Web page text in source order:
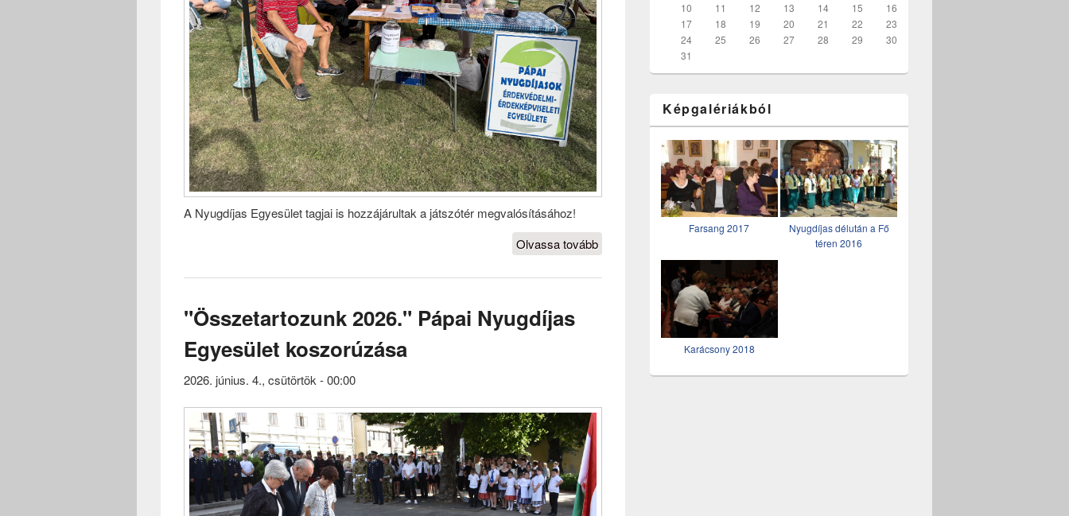
A Nyugdíjas Egyesület tagjai is hozzájárultak a játszótér megvalósításához!
Olvassa továbbJátszótér
"Összetartozunk 2026." Pápai Nyugdíjas
Egyesület koszorúzása
2026. június. 4., csütörtök - 00:00
10
11 12 13 14 15
16
17
18 19 20 21 22
23
24
25 26 27 28 29
30
31
Képgalériákból
Farsang 2017
Nyugdíjas délután a Fő
téren 2016
Karácsony 2018